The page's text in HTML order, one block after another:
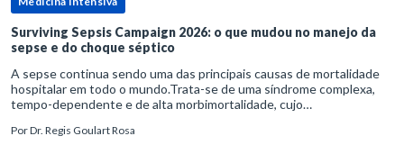
Surviving Sepsis Campaign 2026: o que mudou no manejo da
sepse e do choque séptico
A sepse continua sendo uma das principais causas de mortalidade
hospitalar em todo o mundo.Trata-se de uma síndrome complexa,
tempo-dependente e de alta morbimortalidade, cujo
para o desfe
PorDr. Regis Goulart Rosa